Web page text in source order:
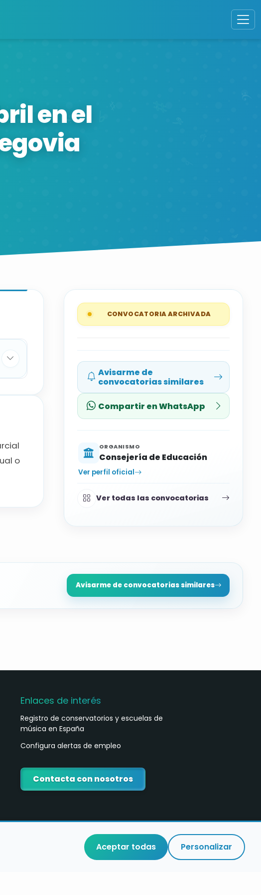
en el
o
CONVOCATORIA ARCHIVADA
Avisarme de
convocatorias similares
Compartir en WhatsApp
ORGANISMO
Consejería de Educación
Ver perfil oficial
Ver todas las convocatorias
Avisarme de convocatorias similares
Enlaces de interés
Registro de conservatorios y escuelas de
música en España
Configura alertas de empleo
Contacta con nosotros
Aceptar todas Personalizar